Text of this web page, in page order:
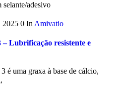
adesivo
2025 0 In Amivatio
– Lubrificação resistente e
é uma graxa à base de cálcio,